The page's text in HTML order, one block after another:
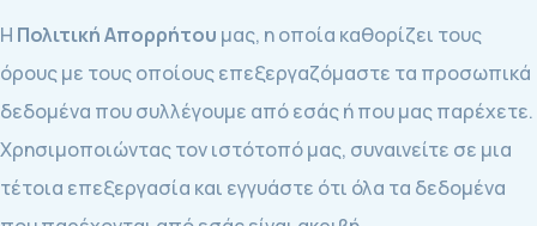
Η Πολιτική Απορρήτου μας, η οποία καθορίζει τους
όρους με τους οποίους επεξεργαζόμαστε τα προσωπικά
δεδομένα που συλλέγουμε από εσάς ή που μας παρέχετε.
Χρησιμοποιώντας τον ιστότοπό μας, συναινείτε σε μια
τέτοια επεξεργασία και εγγυάστε ότι όλα τα δεδομένα